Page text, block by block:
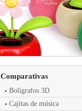
Comparativas
Bolígrafos 3D
Cajitas de música